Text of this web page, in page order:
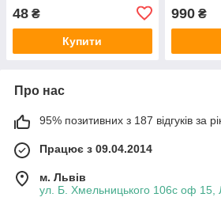
48 ₴
Купити
990₴
Про нас
95% позитивних з 187 відгуків за
Працює з 09.04.2014
м. Львів
ул. Б. Хмельницького 106с оф 15,